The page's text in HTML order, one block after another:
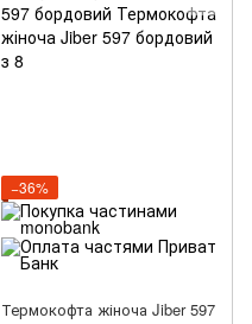
−36%
Термокофта жіноча Jiber 597